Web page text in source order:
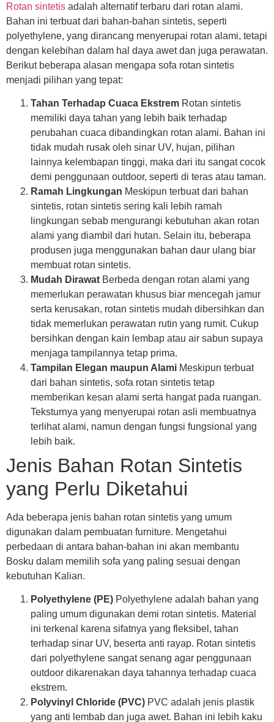
Rotan sintetis adalah alternatif terbaru dari rotan alami.
Bahan ini terbuat dari bahan-bahan sintetis, seperti
polyethylene, yang dirancang menyerupai rotan alami, tetapi
dengan kelebihan dalam hal daya awet dan juga perawatan.
Berikut beberapa alasan mengapa sofa rotan sintetis
menjadi pilihan yang tepat:
Tahan Terhadap Cuaca Ekstrem Rotan sintetis
memiliki daya tahan yang lebih baik terhadap
perubahan cuaca dibandingkan rotan alami. Bahan ini
tidak mudah rusak oleh sinar UV, hujan, pilihan
lainnya kelembapan tinggi, maka dari itu sangat cocok
demi penggunaan outdoor, seperti di teras atau taman.
Ramah Lingkungan Meskipun terbuat dari bahan
sintetis, rotan sintetis sering kali lebih ramah
lingkungan sebab mengurangi kebutuhan akan rotan
alami yang diambil dari hutan. Selain itu, beberapa
produsen juga menggunakan bahan daur ulang biar
membuat rotan sintetis.
Mudah Dirawat Berbeda dengan rotan alami yang
memerlukan perawatan khusus biar mencegah jamur
serta kerusakan, rotan sintetis mudah dibersihkan dan
tidak memerlukan perawatan rutin yang rumit. Cukup
bersihkan dengan kain lembap atau air sabun supaya
menjaga tampilannya tetap prima.
Tampilan Elegan maupun Alami Meskipun terbuat
dari bahan sintetis, sofa rotan sintetis tetap
memberikan kesan alami serta hangat pada ruangan.
Teksturnya yang menyerupai rotan asli membuatnya
terlihat alami, namun dengan fungsi fungsional yang
lebih baik.
Jenis Bahan Rotan Sintetis
yang Perlu Diketahui
Ada beberapa jenis bahan rotan sintetis yang umum
digunakan dalam pembuatan furniture. Mengetahui
perbedaan di antara bahan-bahan ini akan membantu
Bosku dalam memilih sofa yang paling sesuai dengan
kebutuhan Kalian.
Polyethylene (PE) Polyethylene adalah bahan yang
paling umum digunakan demi rotan sintetis. Material
ini terkenal karena sifatnya yang fleksibel, tahan
terhadap sinar UV, beserta anti rayap. Rotan sintetis
dari polyethylene sangat senang agar penggunaan
outdoor dikarenakan daya tahannya terhadap cuaca
ekstrem.
Polyvinyl Chloride (PVC) PVC adalah jenis plastik
yang anti lembab dan juga awet. Bahan ini lebih kaku